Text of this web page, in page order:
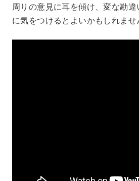
周りの意見に耳を傾け、変な勘違
に気をつけるとよいかもしれませ